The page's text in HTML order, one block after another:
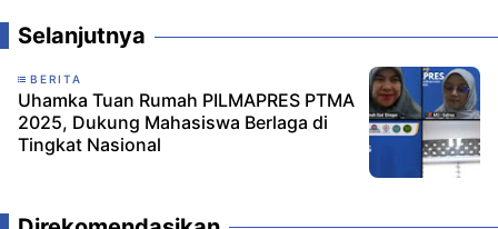
Selanjutnya
BERITA
Uhamka Tuan Rumah PILMAPRES PTMA
2025, Dukung Mahasiswa Berlaga di
Tingkat Nasional